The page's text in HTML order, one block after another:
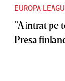
EUROPA
”A intrat pe
Presa